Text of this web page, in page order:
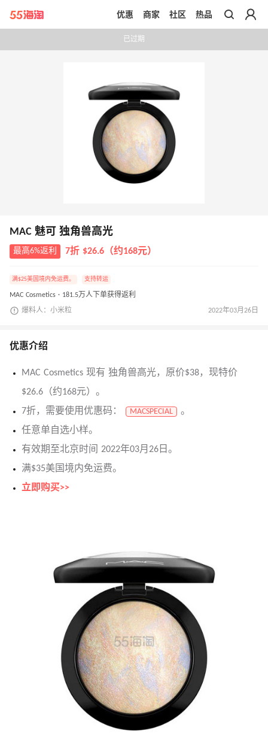
带你去官网买正品
优惠 商家 社区 热品
已过期
MAC 魅可 独角兽高光
最高6%返利 7折 $26.6（约168元）
满$25美国境内免运费。 支持转运
MAC Cosmetics · 181.5万人下单获得返利
爆料人：小米粒 2022年03月26日
优惠介绍
MAC Cosmetics 现有 独角兽高光，原价$38，现特价
$26.6（约168元）。
7折，需要使用优惠码：
MACSPECIAL
。
任意单自选小样。
有效期至北京时间 2022年03月26日。
满$35美国境内免运费。
立即购买>>